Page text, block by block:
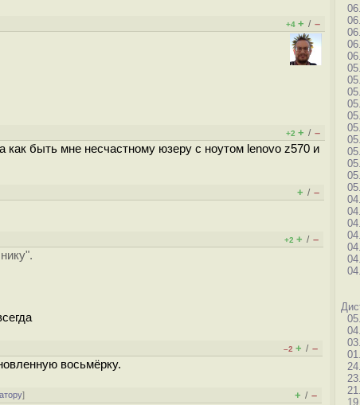
+4 + / –
+2 + / –
быть мне несчастному юзеру с ноутом lenovo z570 и
+ / –
+2 + / –
–2 + / –
восьмёрку.
] + / –